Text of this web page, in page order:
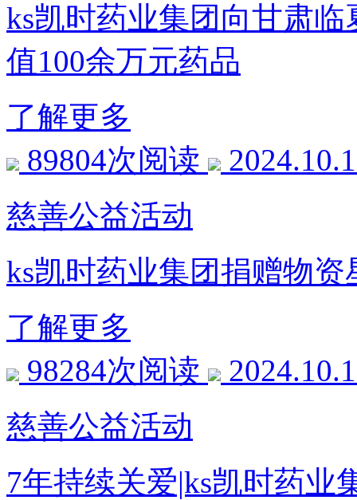
ks凯时药业集团向甘肃
值100余万元药品
了解更多
89804次阅读
慈善公益活动
ks凯时药业集团捐赠物
了解更多
98284次阅读
慈善公益活动
7年持续关爱|ks凯时药业